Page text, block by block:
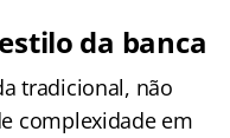
da banca
tradicional, não
complexidade em